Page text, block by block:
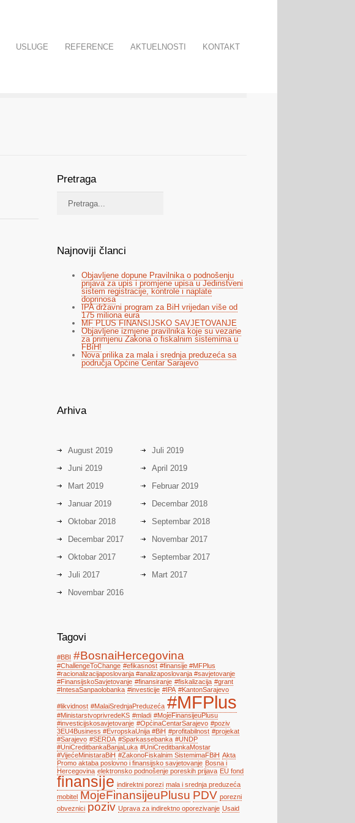
USLUGE REFERENCE AKTUELNOSTI KONTAKT
Pretraga
Najnoviji članci
Objavljene dopune Pravilnika o podnošenju
prijava za upis i promjene upisa u Jedinstveni
sistem registracije, kontrole i naplate
doprinosa
IPA državni program za BiH vrijedan više od
175 miliona eura
MF PLUS FINANSIJSKO SAVJETOVANJE
Objavljene izmjene pravilnika koje su vezane
za primjenu Zakona o fiskalnim sistemima u
FBiH!
Nova prilika za mala i srednja preduzeća sa
područja Općine Centar Sarajevo
Arhiva
August 2019
Juli 2019
Juni 2019
April 2019
Mart 2019
Februar 2019
Januar 2019
Decembar 2018
Oktobar 2018
Septembar 2018
Decembar 2017
Novembar 2017
Oktobar 2017
Septembar 2017
Juli 2017
Mart 2017
Novembar 2016
Tagovi
#BBI #BosnaiHercegovina
#ChallengeToChange #efikasnost #finansije #MFPlus
#racionalizacijaposlovanja #analizaposlovanja #savjetovanje
#FinansijskoSavjetovanje #finansiranje #fiskalizacija #grant
#IntesaSanpaolobanka #investicije #IPA #KantonSarajevo
#likvidnost #MalaiSrednjaPreduzeća #MFPlus
#MinistarstvoprivredeKS #mladi #MojeFinansijeuPlusu
#investicijskosavjetovanje #OpćinaCentarSarajevo #poziv
3EU4Business #EvropskaUnija #BiH #profitabilnost #projekat
#Sarajevo #SERDA #Sparkassebanka #UNDP
#UniCreditbankaBanjaLuka #UniCreditbankaMostar
#VijećeMinistaraBiH #ZakonoFiskalnim SistemimaFBiH Akta
Promo aktaba poslovno i finansijsko savjetovanje Bosna i
Hercegovina elektronsko podnošenje poreskih prijava EU fond
finansije indirektni porezi mala i srednja preduzeća
mobitel MojeFinansijeuPlusu PDV porezni
obveznici poziv Uprava za indirektno oporezivanje Usaid